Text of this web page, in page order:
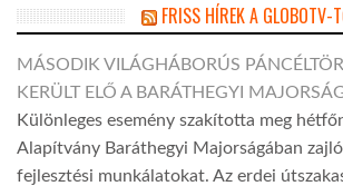
FRISS HÍREK A GLOBOTV-
MÁSODIK VILÁGHÁBORÚS
KERÜLT ELŐ A BARÁTHEGYI
Különleges esemény szakította meg
Alapítvány Baráthegyi Majorságában
fejlesztési munkálatokat. Az erdei